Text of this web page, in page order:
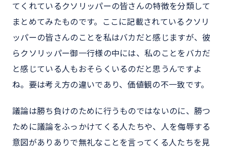
てくれているクソリッパーの皆さんの特徴を分類して
まとめてみたものです。ここに記載されているクソリ
ッパーの皆さんのことを私はバカだと感じますが、彼
らクソリッパー御一行様の中には、私のことをバカだ
と感じている人もおそらくいるのだと思うんですよ
ね。要は考え方の違いであり、価値観の不一致です。
議論は勝ち負けのために行うものではないのに、勝つ
ために議論をふっかけてくる人たちや、人を侮辱する
意図がありありで無礼なことを言ってくる人たちを見